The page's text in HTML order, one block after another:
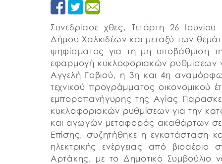
Συνεδρίασε χθες, Τετάρτη 26
Δήμου Χαλκιδέων και μεταξύ των
ψηφίσματος για τη μη υποβάθμιση
εφαρμογή κυκλοφοριακών ρυθμίσεων
Αγγελή Γοβιού, η 3η και 4η
τεχνικού προγράμματος οικονομικού
εμποροπανήγυρης της Αγίας
κυκλοφοριακών ρυθμίσεων για την
και αγωγών μεταφοράς ακαθάρτων
Επίσης, συζητήθηκε η εγκατάσταση
ηλεκτρικής ενέργειας από
Αρτάκης, με το Δημοτικό Συμβούλιο